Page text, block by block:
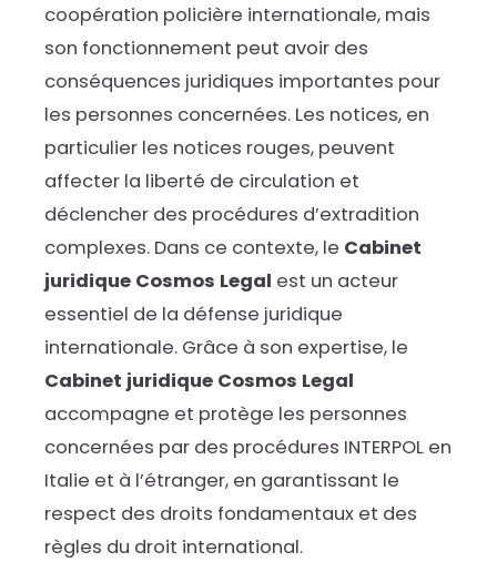
coopération policière internationale, mais
son fonctionnement peut avoir des
conséquences juridiques importantes pour
les personnes concernées. Les notices, en
particulier les notices rouges, peuvent
affecter la liberté de circulation et
déclencher des procédures d’extradition
complexes. Dans ce contexte, le Cabinet
juridique Cosmos Legal est un acteur
essentiel de la défense juridique
internationale. Grâce à son expertise, le
Cabinet juridique Cosmos Legal
accompagne et protège les personnes
concernées par des procédures INTERPOL en
Italie et à l’étranger, en garantissant le
respect des droits fondamentaux et des
règles du droit international.